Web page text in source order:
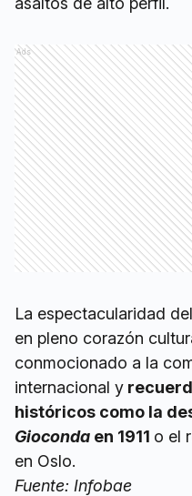
Ads
La espectacularidad
en pleno corazón
conmocionado a la
internacional y
históricos como la
Gioconda en 1911 o el
en Oslo.
Fuente: Infobae